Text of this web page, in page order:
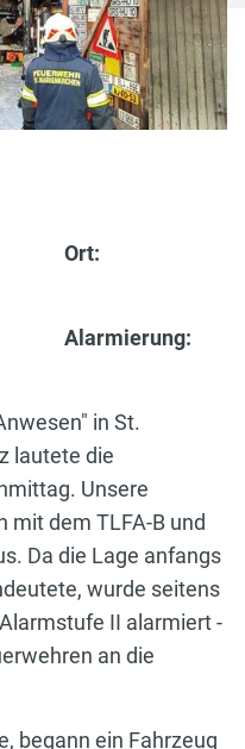
Ort:
Alarmierung:
in St.
lautete die
Unsere
mit dem TLFA-B und
Da die Lage anfangs
wurde seitens
II alarmiert -
an die
begann ein Fahrzeug